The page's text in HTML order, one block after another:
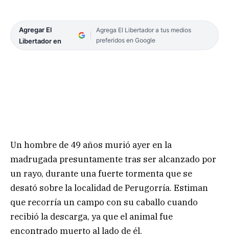
Agregar El
Libertador en
Agrega El Libertador a tus medios
preferidos en Google
Un hombre de 49 años murió ayer en la
madrugada presuntamente tras ser alcanzado por
un rayo, durante una fuerte tormenta que se
desató sobre la localidad de Perugorría. Estiman
que recorría un campo con su caballo cuando
recibió la descarga, ya que el animal fue
encontrado muerto al lado de él.